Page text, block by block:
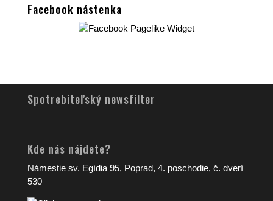
Facebook nástenka
Spotrebiteľský newsfilter
Kde nás nájdete?
Námestie sv. Egídia 95, Poprad, 4. poschodie, č. dverí
530